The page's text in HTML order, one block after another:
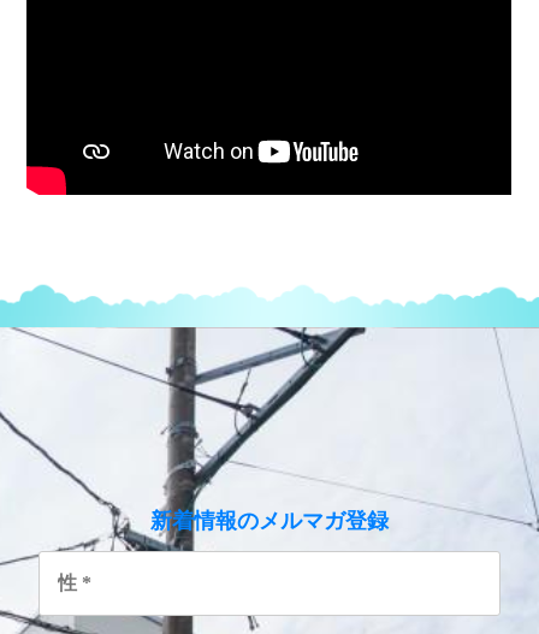
新着情報のメルマガ登録
性